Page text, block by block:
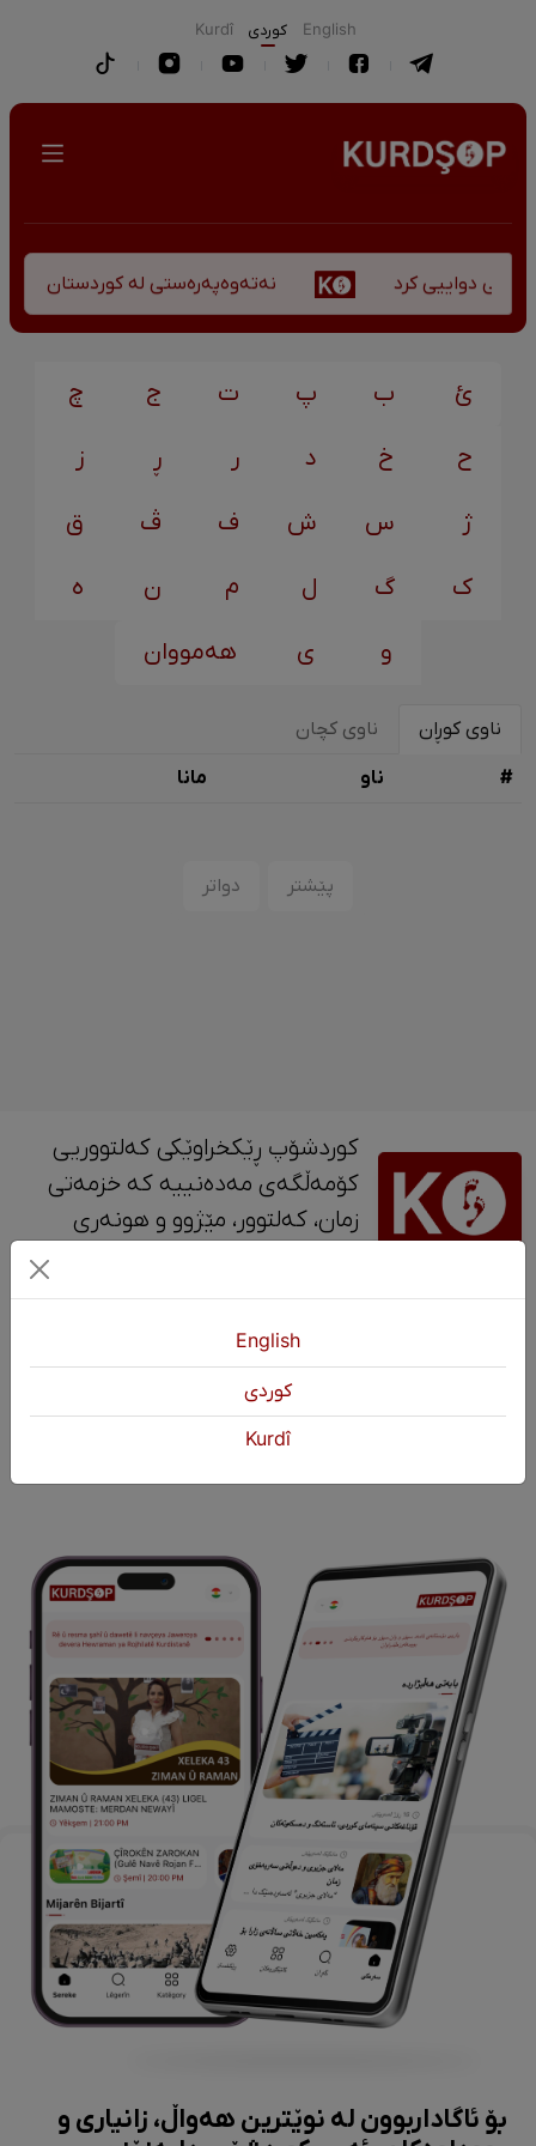
English كوردی Kurdî
دواییی کرد نەتەوەپەرەستی لە کوردستان -
ئ ب پ ت ج چ
ح خ د ر ڕ ز
ژ س ش ف ڤ ق
ک گ ل م ن ه
و ی هەمووان
ناوی کوڕان ناوی کچان
# ناو مانا
پێشتر دواتر
کوردشۆپ ڕێکخراوێکی کەلتووریی
کۆمەڵگەی مەدەنییە کە خزمەتی
زمان، کەلتوور، مێژوو و ‎هونەری
+964 751 430 3262
+964 751 460 9262
info@kurdshop.net
بۆ ئاگاداربوون لە نوێترین هەواڵ، زانیاری و
English
كوردی
Kurdî